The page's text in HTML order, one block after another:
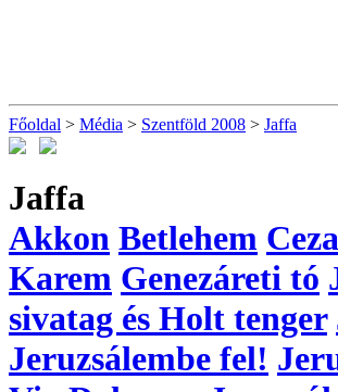
Főoldal > Média > Szentföld 2008 > Jaffa
Jaffa
Akkon Betlehem
Karem Genezáreti tó
sivatag és Holt tenger
Jeruzsálembe fel!